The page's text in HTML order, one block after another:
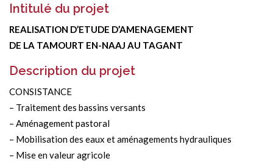
Intitulé du projet
REALISATION D’ETUDE D’AMENAGEMENT
DE LA TAMOURT EN-NAAJ AU TAGANT
Description du projet
CONSISTANCE
– Traitement des bassins versants
– Aménagement pastoral
– Mobilisation des eaux et aménagements hydrauliques
– Mise en valeur agricole